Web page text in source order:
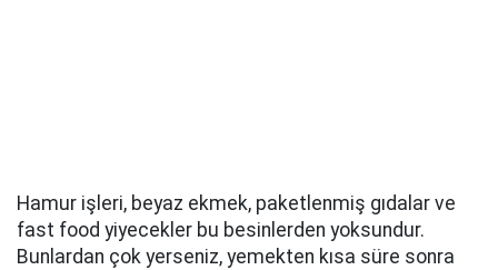
Hamur işleri, beyaz ekmek, paketlenmiş gıdalar ve
fast food yiyecekler bu besinlerden yoksundur.
Bunlardan çok yerseniz, yemekten kısa süre sonra